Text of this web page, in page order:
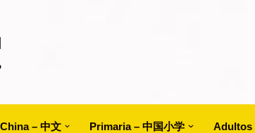
China – 中文 Primaria – 中国小学 Adultos